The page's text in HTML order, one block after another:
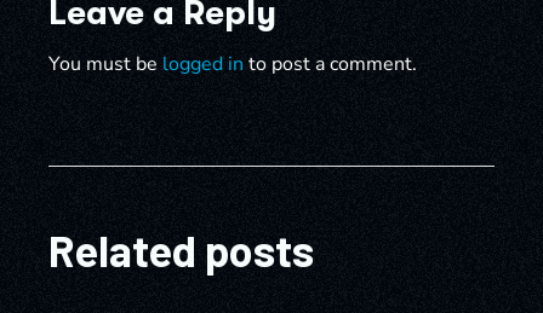
Leave a Reply
You must be logged in to post a comment.
Related posts